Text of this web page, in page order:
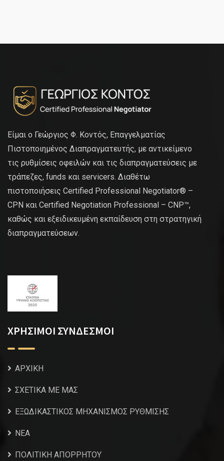
Είμαι ο Γεώργιος Φ. Κοντός, Επαγγελματίας
Πιστοποιημένος Διαπραγματευτής, με αντικείμενο
τις ρυθμίσεις οφειλών και τις διαπραγματεύσεις με
τράπεζες, funds και servicers. Διαθέτω
πιστοποιήσεις Certified Professional Negotiator® –
CPN και Certified Negotiation Professional – CNP™,
καθώς και εξειδικευμένη εκπαίδευση στη στρατηγική
διαπραγματεύσεων.
ΧΡΗΣΙΜΟΙ ΣΥΝΔΕΣΜΟΙ
ΑΡΧΙΚΗ
ΣΧΕΤΙΚΑ ΜΕ ΜΑΣ
ΕΞΩΔΙΚΑΣΤΙΚΟΣ ΜΗΧΑΝΙΣΜΟΣ ΡΥΘΜΙΣΗΣ
NEA
ΠΟΛΙΤΙΚΗ ΑΠΟΡΡΗΤΟΥ